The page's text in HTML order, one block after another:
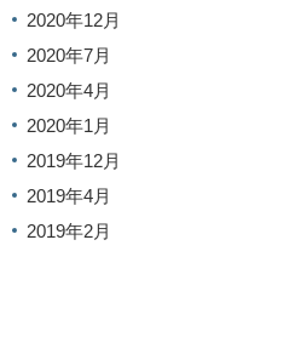
2020年12月
2020年7月
2020年4月
2020年1月
2019年12月
2019年4月
2019年2月